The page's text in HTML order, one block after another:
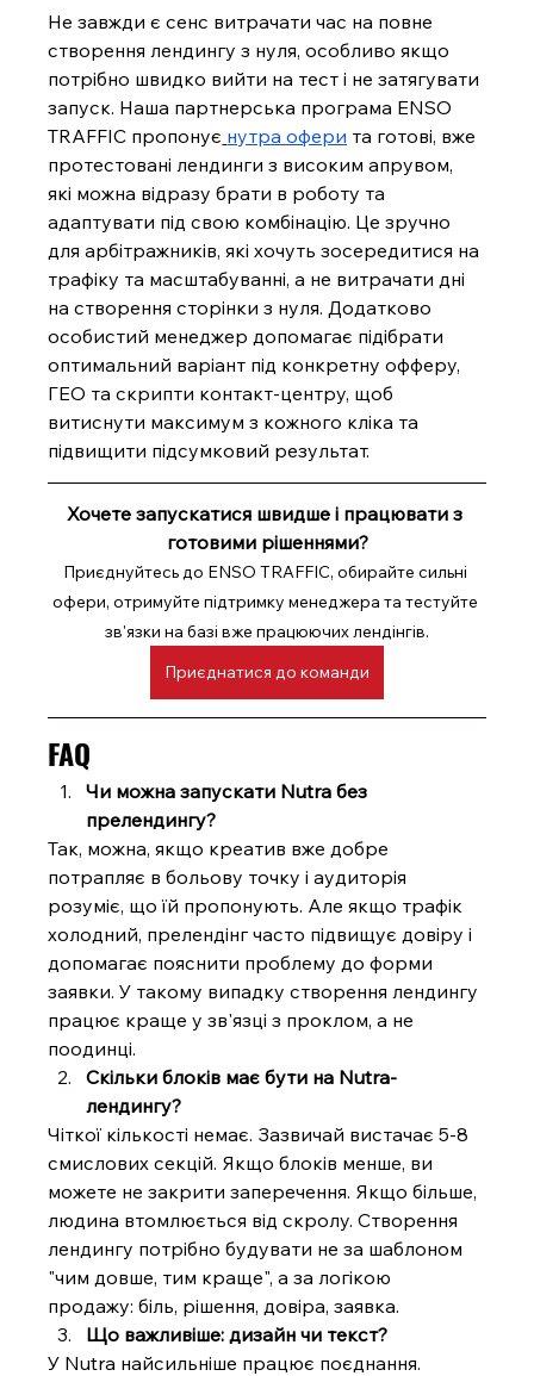
Не завжди є сенс витрачати час на повне
створення лендингу з нуля, особливо якщо
потрібно швидко вийти на тест і не затягувати
запуск. Наша партнерська програма ENSO
TRAFFIC пропонує нутра офери та готові, вже
протестовані лендинги з високим апрувом,
які можна відразу брати в роботу та
адаптувати під свою комбінацію. Це зручно
для арбітражників, які хочуть зосередитися на
трафіку та масштабуванні, а не витрачати дні
на створення сторінки з нуля. Додатково
особистий менеджер допомагає підібрати
оптимальний варіант під конкретну офферу,
ГЕО та скрипти контакт-центру, щоб
витиснути максимум з кожного кліка та
підвищити підсумковий результат.
Хочете запускатися швидше і працювати з
готовими рішеннями?
Приєднуйтесь до ENSO TRAFFIC, обирайте сильні
офери, отримуйте підтримку менеджера та тестуйте
зв'язки на базі вже працюючих лендінгів.
Приєднатися до команди
FAQ
Чи можна запускати Nutra без
прелендингу?
Так, можна, якщо креатив вже добре
потрапляє в больову точку і аудиторія
розуміє, що їй пропонують. Але якщо трафік
холодний, прелендінг часто підвищує довіру і
допомагає пояснити проблему до форми
заявки. У такому випадку створення лендингу
працює краще у зв'язці з проклом, а не
поодинці.
Скільки блоків має бути на Nutra-
лендингу?
Чіткої кількості немає. Зазвичай вистачає 5-8
смислових секцій. Якщо блоків менше, ви
можете не закрити заперечення. Якщо більше,
людина втомлюється від скролу. Створення
лендингу потрібно будувати не за шаблоном
"чим довше, тим краще", а за логікою
продажу: біль, рішення, довіра, заявка.
Що важливіше: дизайн чи текст?
У Nutra найсильніше працює поєднання.